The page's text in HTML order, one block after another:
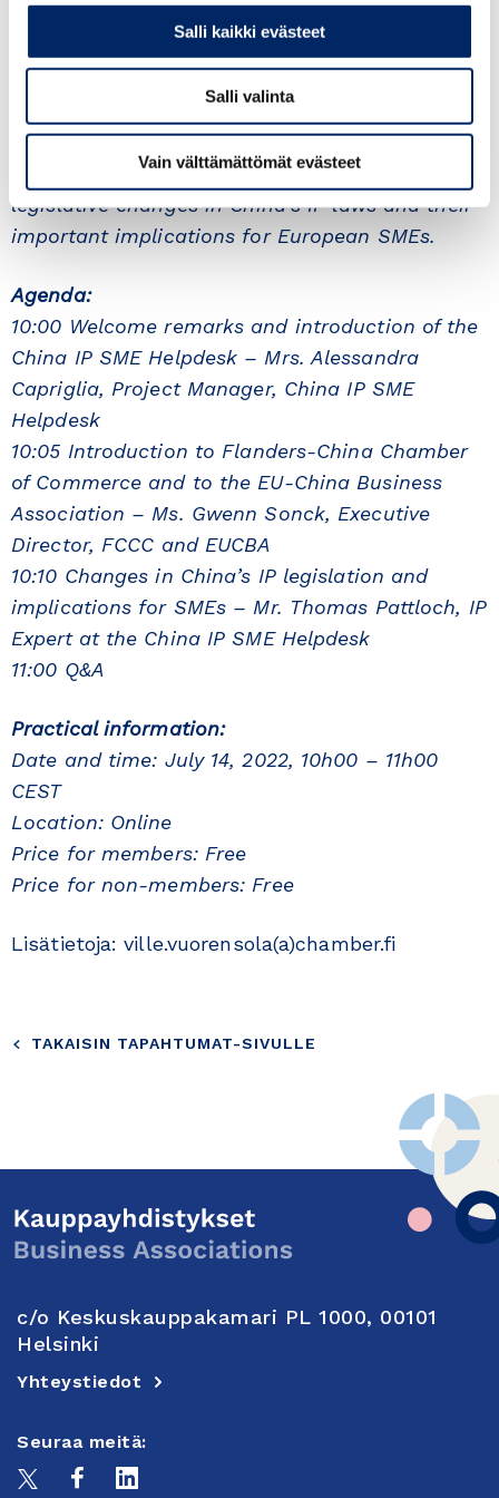
Salli kaikki evästeet
Salli valinta
Vain välttämättömät evästeet
business? How can intellectual property assets
help you with your cash flows and be a valuable
asset to your business?
Mr Thomas Pattloch, IP Expert of the China IP
SME Helpdesk, will provide an overview of the
legislative changes in China’s IP laws and their
important implications for European SMEs.
Agenda:
10:00 Welcome remarks and introduction of the
China IP SME Helpdesk – Mrs. Alessandra
Capriglia, Project Manager, China IP SME
Helpdesk
10:05 Introduction to Flanders-China Chamber
of Commerce and to the EU-China Business
Association – Ms. Gwenn Sonck, Executive
Director, FCCC and EUCBA
10:10 Changes in China’s IP legislation and
implications for SMEs – Mr. Thomas Pattloch, IP
Expert at the China IP SME Helpdesk
11:00 Q&A
Practical information:
Date and time: July 14, 2022, 10h00 – 11h00
CEST
Location: Online
Price for members: Free
Price for non-members: Free
Lisätietoja: ville.vuorensola(a)chamber.fi
TAKAISIN TAPAHTUMAT-SIVULLE
c/o Keskuskauppakamari PL 1000, 00101
Helsinki
Yhteystiedot
Seuraa meitä: